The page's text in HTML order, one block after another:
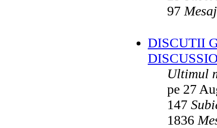
97
DISCUTII
Ultimul
pe 27
147
1836